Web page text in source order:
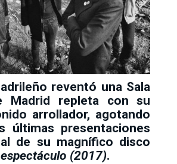
reventó una Sala
Madrid repleta con su
arrollador, agotando
últimas presentaciones
de su magnífico disco
(2017).